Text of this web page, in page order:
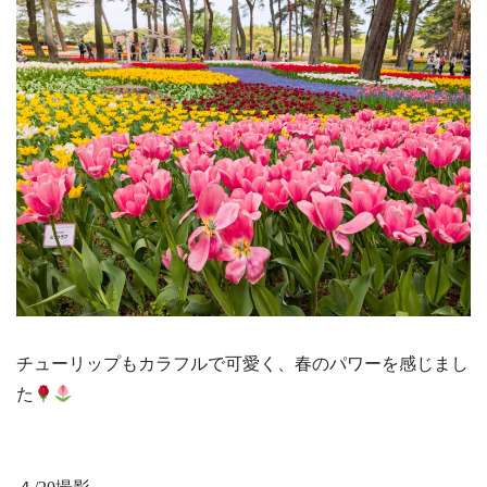
チューリップもカラフルで可愛く、春のパワーを感じまし
た